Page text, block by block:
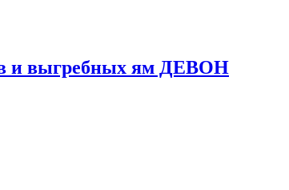
и выгребных ям ДЕВОН